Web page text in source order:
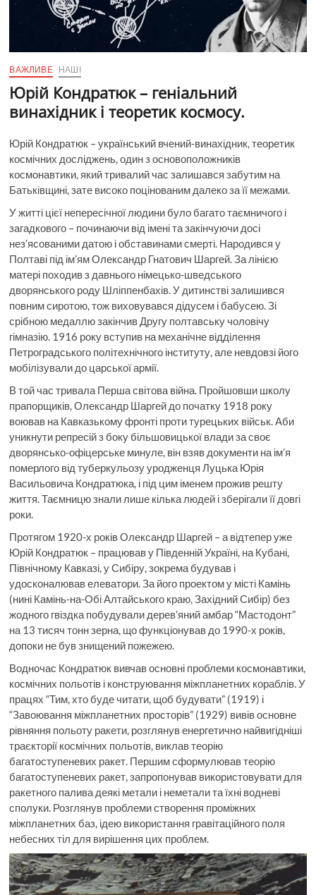
ВАЖЛИВЕ НАШІ
Юрій Кондратюк – геніальний
винахідник і теоретик космосу.
Юрій Кондратюк – український вчений-винахідник, теоретик
космічних досліджень, один з основоположників
космонавтики, який тривалий час залишався забутим на
Батьківщині, зате високо поцінованим далеко за її межами.
У житті цієї непересічної людини було багато таємничого і
загадкового – починаючи від імені та закінчуючи досі
нез’ясованими датою і обставинами смерті. Народився у
Полтаві під ім’ям Олександр Гнатович Шаргей. За лінією
матері походив з давнього німецько-шведського
дворянського роду Шліппенбахів. У дитинстві залишився
повним сиротою, тож виховувався дідусем і бабусею. Зі
срібною медаллю закінчив Другу полтавську чоловічу
гімназію. 1916 року вступив на механічне відділення
Петроградського політехнічного інституту, але невдовзі його
мобілізували до царської армії.
В той час тривала Перша світова війна. Пройшовши школу
прапорщиків, Олександр Шаргей до початку 1918 року
воював на Кавказькому фронті проти турецьких військ. Аби
уникнути репресій з боку більшовицької влади за своє
дворянсько-офіцерське минуле, він взяв документи на ім’я
померлого від туберкульозу уродженця Луцька Юрія
Васильовича Кондратюка, і під цим іменем прожив решту
життя. Таємницю знали лише кілька людей і зберігали її довгі
роки.
Протягом 1920-х років Олександр Шаргей – а відтепер уже
Юрій Кондратюк – працював у Південній Україні, на Кубані,
Північному Кавказі, у Сибіру, зокрема будував і
удосконалював елеватори. За його проектом у місті Камінь
(нині Камінь-на-Обі Алтайського краю, Західний Сибір) без
жодного гвіздка побудували дерев’яний амбар “Мастодонт”
на 13 тисяч тонн зерна, що функціонував до 1990-х років,
допоки не був знищений пожежею.
Водночас Кондратюк вивчав основні проблеми космонавтики,
космічних польотів і конструювання міжпланетних кораблів. У
працях “Тим, хто буде читати, щоб будувати” (1919) і
“Завоювання міжпланетних просторів” (1929) вивів основне
рівняння польоту ракети, розглянув енергетично найвигідніші
траєкторії космічних польотів, виклав теорію
багатоступеневих ракет. Першим сформулював теорію
багатоступеневих ракет, запропонував використовувати для
ракетного палива деякі метали і неметали та їхні водневі
сполуки. Розглянув проблеми створення проміжних
міжпланетних баз, ідею використання гравітаційного поля
небесних тіл для вирішення цих проблем.